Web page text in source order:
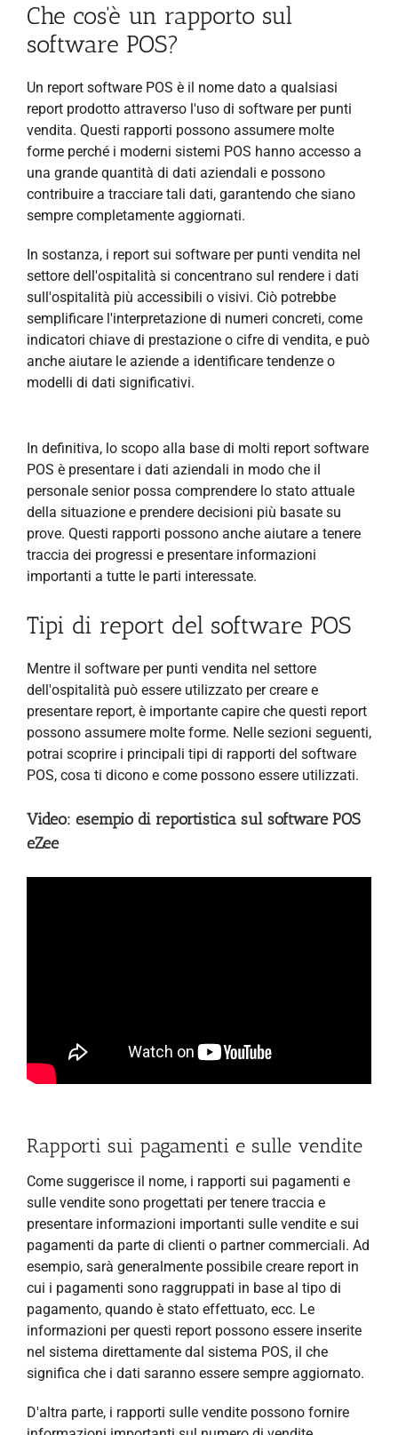
Che cos'è un rapporto sul
software POS?
Un report software POS è il nome dato a qualsiasi
report prodotto attraverso l'uso di software per punti
vendita. Questi rapporti possono assumere molte
forme perché i moderni sistemi POS hanno accesso a
una grande quantità di dati aziendali e possono
contribuire a tracciare tali dati, garantendo che siano
sempre completamente aggiornati.
In sostanza, i report sui software per punti vendita nel
settore dell'ospitalità si concentrano sul rendere i dati
sull'ospitalità più accessibili o visivi. Ciò potrebbe
semplificare l'interpretazione di numeri concreti, come
indicatori chiave di prestazione o cifre di vendita, e può
anche aiutare le aziende a identificare tendenze o
modelli di dati significativi.
In definitiva, lo scopo alla base di molti report software
POS è presentare i dati aziendali in modo che il
personale senior possa comprendere lo stato attuale
della situazione e prendere decisioni più basate su
prove. Questi rapporti possono anche aiutare a tenere
traccia dei progressi e presentare informazioni
importanti a tutte le parti interessate.
Tipi di report del software POS
Mentre il software per punti vendita nel settore
dell'ospitalità può essere utilizzato per creare e
presentare report, è importante capire che questi report
possono assumere molte forme. Nelle sezioni seguenti,
potrai scoprire i principali tipi di rapporti del software
POS, cosa ti dicono e come possono essere utilizzati.
Video: esempio di reportistica sul software POS
eZee
Rapporti sui pagamenti e sulle vendite
Come suggerisce il nome, i rapporti sui pagamenti e
sulle vendite sono progettati per tenere traccia e
presentare informazioni importanti sulle vendite e sui
pagamenti da parte di clienti o partner commerciali. Ad
esempio, sarà generalmente possibile creare report in
cui i pagamenti sono raggruppati in base al tipo di
pagamento, quando è stato effettuato, ecc. Le
informazioni per questi report possono essere inserite
nel sistema direttamente dal sistema POS, il che
significa che i dati saranno essere sempre aggiornato.
D'altra parte, i rapporti sulle vendite possono fornire